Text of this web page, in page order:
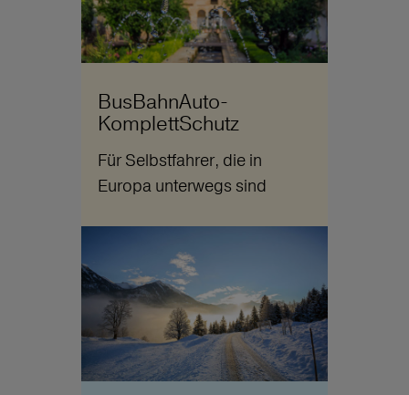
BusBahnAuto-
KomplettSchutz
Für Selbstfahrer, die in
Europa unterwegs sind